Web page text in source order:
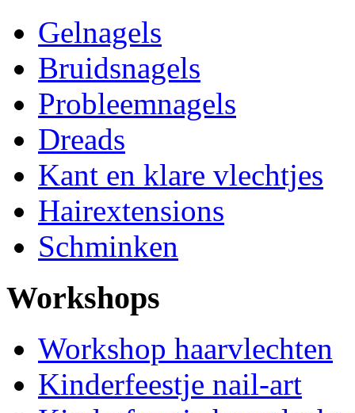
Gelnagels
Bruidsnagels
Probleemnagels
Dreads
Kant en klare vlechtjes
Hairextensions
Schminken
Workshops
Workshop haarvlechten
Kinderfeestje nail-art